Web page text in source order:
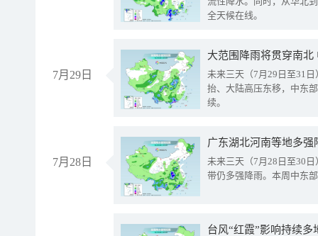
全天候在线。
7月29日
大范围降雨将贯穿南
未来三天（7月29日至31
抬、大陆高压东移，中东
续。
7月28日
广东湖北河南等地多
未来三天（7月28日至30
带仍多强降雨。本周中东
台风“红霞”影响持续